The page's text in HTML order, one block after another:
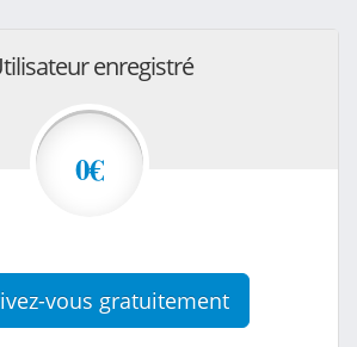
enregistré
0€
vous gratuitement